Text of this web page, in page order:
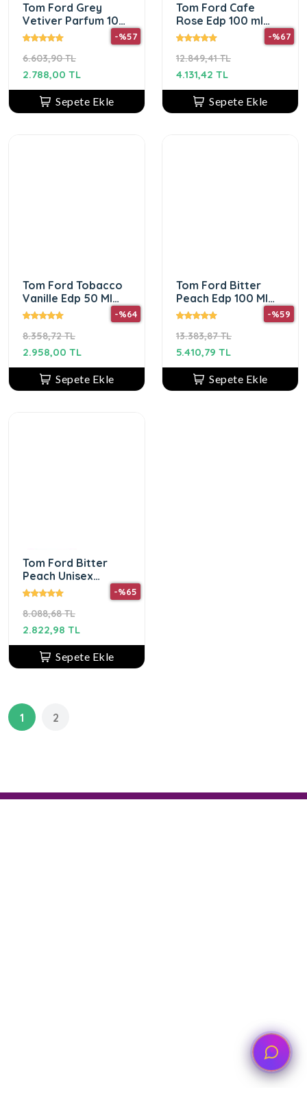
Tom Ford Grey
Vetiver Parfum 100
ml Erkek Parfüm
6.603,90 TL
-%57
2.788,00 TL
Sepete Ekle
Tom Ford Cafe
Rose Edp 100 ml
Kadın Parfüm
12.849,41 TL
-%67
4.131,42 TL
Sepete Ekle
Tom Ford Tobacco
Vanille Edp 50 Ml
Erkek Parfüm
8.358,72 TL
-%64
2.958,00 TL
Sepete Ekle
Tom Ford Bitter
Peach Edp 100 Ml
Unısex Parfüm
13.383,87 TL
-%59
5.410,79 TL
Sepete Ekle
Tom Ford Bitter
Peach Unisex
Parfüm Edp 50 Ml
8.088,68 TL
-%65
2.822,98 TL
Sepete Ekle
1 2
Abone Ol